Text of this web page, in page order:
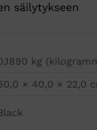
säilytykseen
kg
× 40,0 × 22,0